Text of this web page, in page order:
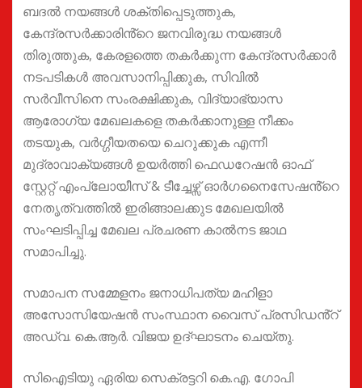
ബദൽ നയങ്ങൾ ശക്തിപ്പെടുത്തുക,
കേന്ദ്രസർക്കാരിൻ്റെ ജനവിരുദ്ധ നയങ്ങൾ
തിരുത്തുക, കേരളത്തെ തകർക്കുന്ന കേന്ദ്രസർക്കാർ
നടപടികൾ അവസാനിപ്പിക്കുക, സിവിൽ
സർവീസിനെ സംരക്ഷിക്കുക, വിദ്യാഭ്യാസ
ആരോഗ്യ മേഖലകളെ തകർക്കാനുള്ള നീക്കം
തടയുക, വർഗ്ഗീയതയെ ചെറുക്കുക എന്നീ
മുദ്രാവാക്യങ്ങൾ ഉയർത്തി ഫെഡറേഷൻ ഓഫ്
സ്റ്റേറ്റ് എംപ്ലോയീസ് & ടീച്ചേഴ്സ് ഓർഗനൈസേഷൻ്റെ
നേതൃത്വത്തിൽ ഇരിങ്ങാലക്കുട മേഖലയിൽ
സംഘടിപ്പിച്ച മേഖല പ്രചരണ കാൽനട ജാഥ
സമാപിച്ചു.
സമാപന സമ്മേളനം ജനാധിപത്യ മഹിളാ
അസോസിയേഷൻ സംസ്ഥാന വൈസ് പ്രസിഡൻ്റ്
അഡ്വ. കെ.ആർ. വിജയ ഉദ്ഘാടനം ചെയ്തു.
സിഐടിയു ഏരിയ സെക്രട്ടറി കെ.എ. ഗോപി